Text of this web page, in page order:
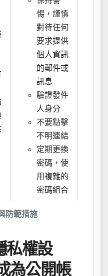
防範措施
惕，謹慎
對待任何
要求提供
個人資訊
的郵件或
訊息
驗證發件
人身分
不要點擊
不明連結
定期更換
密碼，使
用複雜的
密碼組合
私權設
為公開帳